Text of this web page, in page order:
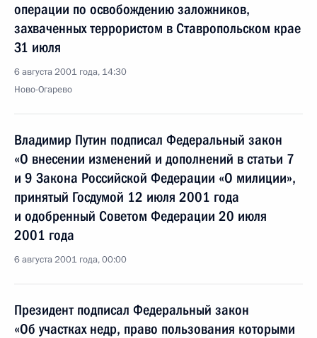
операции по освобождению заложников,
захваченных террористом в Ставропольском крае
31 июля
6 августа 2001 года, 14:30
Ново-Огарево
Владимир Путин подписал Федеральный закон
«О внесении изменений и дополнений в статьи 7
и 9 Закона Российской Федерации «О милиции»,
принятый Госдумой 12 июля 2001 года
и одобренный Советом Федерации 20 июля
2001 года
6 августа 2001 года, 00:00
Президент подписал Федеральный закон
«Об участках недр, право пользования которыми